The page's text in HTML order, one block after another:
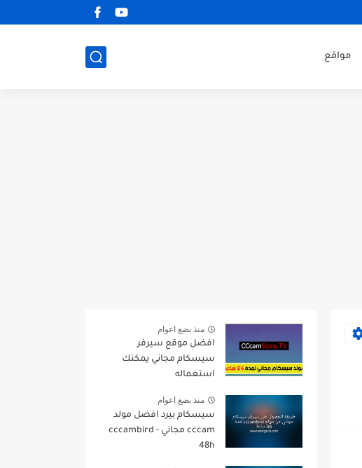
مواقع
منذ بضع اعوام
افضل موقع سيرفر
سيسكام مجاني يمكنك
استعماله
منذ بضع اعوام
سيسكام بيرد افضل مولد
cccam مجاني - cccambird
48h